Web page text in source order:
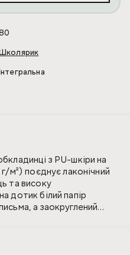
з PU-шкіри на
м²) поєднує лаконічний
та високу
дотик білий папір
а заокруглений